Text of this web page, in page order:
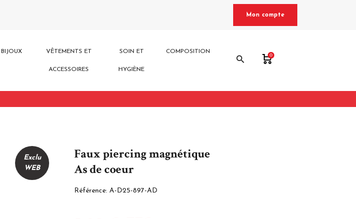
Mon compte
BIJOUX VÊTEMENTS ET
ACCESSOIRES
SOIN ET
HYGIÈNE
COMPOSITION
search 0
Exclu
WEB
Faux piercing magnétique
As de coeur
Référence: A-D25-897-AD